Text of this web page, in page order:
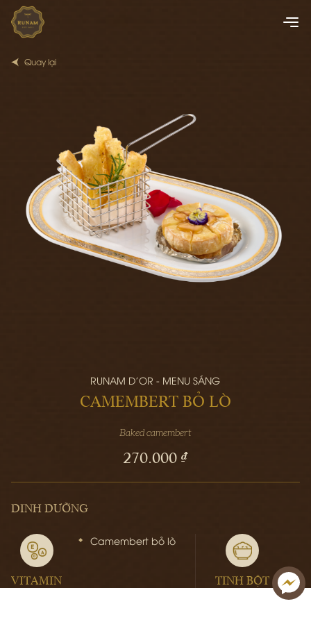
Quay lại
RUNAM D'OR - MENU SÁNG
CAMEMBERT BỎ LÒ
Baked camembert
270.000 ₫
DINH DƯỠNG
VITAMIN
Camembert bỏ lò
TINH BỘT